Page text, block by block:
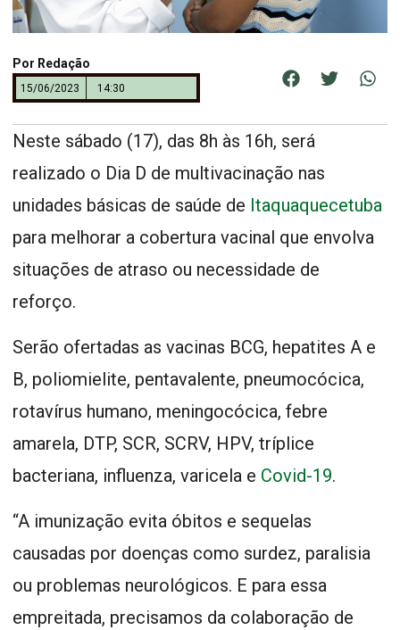
Por Redação
15/06/2023 14:30
Neste sábado (17), das 8h às 16h, será
realizado o Dia D de multivacinação nas
unidades básicas de saúde de Itaquaquecetuba
para melhorar a cobertura vacinal que envolva
situações de atraso ou necessidade de
reforço.
Serão ofertadas as vacinas BCG, hepatites A e
B, poliomielite, pentavalente, pneumocócica,
rotavírus humano, meningocócica, febre
amarela, DTP, SCR, SCRV, HPV, tríplice
bacteriana, influenza, varicela e Covid-19.
“A imunização evita óbitos e sequelas
causadas por doenças como surdez, paralisia
ou problemas neurológicos. E para essa
empreitada, precisamos da colaboração de